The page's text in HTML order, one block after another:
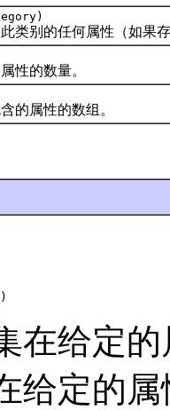
别的任何属性（如果
的数量。
属性的数组。
在给定
给定的